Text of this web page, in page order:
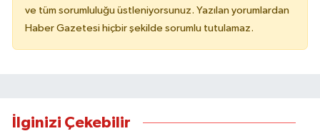
ve tüm sorumluluğu üstleniyorsunuz. Yazılan yorumlardan
Haber Gazetesi hiçbir şekilde sorumlu tutulamaz.
İlginizi Çekebilir